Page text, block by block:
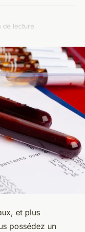
de lecture
, et plus
possédez un